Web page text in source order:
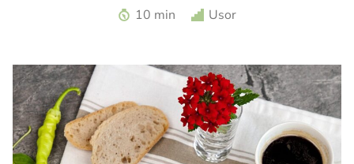
Haydari. Haydari reteta. Haydari turcesc. Ccrema aperitiv
turceasca. Sos haydari. Aperitiv cu iaurt.
10 min Usor